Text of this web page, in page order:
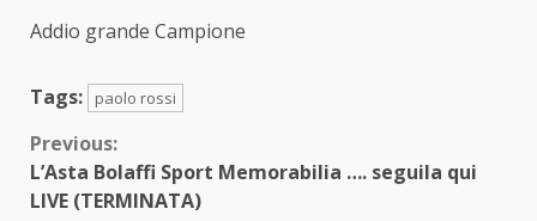
Addio grande Campione
Tags: paolo rossi
Continue
Reading
Previous:
L’Asta Bolaffi Sport Memorabilia …. seguila qui
LIVE (TERMINATA)